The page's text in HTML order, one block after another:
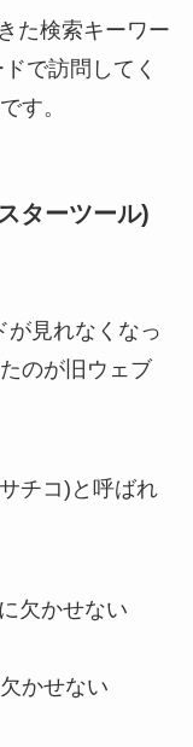
た検索キーワー
で訪問してく
す。
ターツール)
が見れなくなっ
のが旧ウェブ
チコ)と呼ばれ
かせない